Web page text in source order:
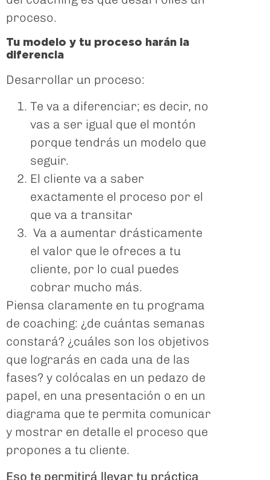
proceso.
Tu modelo y tu proceso harán la
diferencia
Desarrollar un proceso:
Te va a diferenciar; es decir, no
vas a ser igual que el montón
porque tendrás un modelo que
seguir.
El cliente va a saber
exactamente el proceso por el
que va a transitar
Va a aumentar drásticamente
el valor que le ofreces a tu
cliente, por lo cual puedes
cobrar mucho más.
Piensa claramente en tu programa
de coaching: ¿de cuántas semanas
constará? ¿cuáles son los objetivos
que lograrás en cada una de las
fases? y colócalas en un pedazo de
papel, en una presentación o en un
diagrama que te permita comunicar
y mostrar en detalle el proceso que
propones a tu cliente.
Eso te permitirá llevar tu práctica